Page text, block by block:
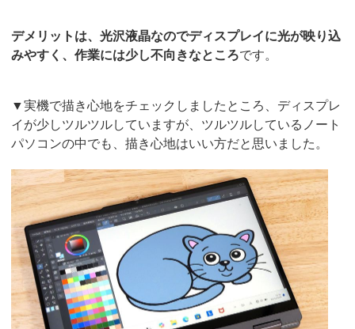
デメリットは、光沢液晶なのでディスプレイに光が映り込
みやすく、作業には少し不向きなところです。
▼実機で描き心地をチェックしましたところ、ディスプレ
イが少しツルツルしていますが、ツルツルしているノート
パソコンの中でも、描き心地はいい方だと思いました。